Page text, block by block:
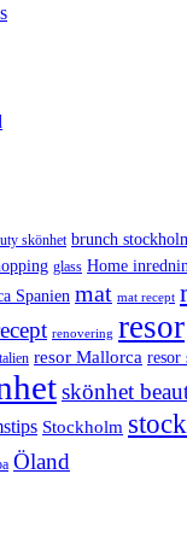
skönhet brunch
glass Home
Spanien mat mat recept
renovering resor
resor Mallorca resor
skönhet
Stockholm
Öland